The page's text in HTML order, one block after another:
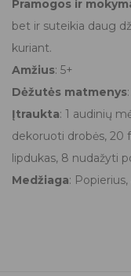
Pramogos ir
bet ir suteikia daug
kuriant.
Amžius: 5+
Dėžutės matmenys
Įtraukta: 1 audinių
dekoruoti drobės, 20
lipdukas, 8 nudažyti
Medžiaga: